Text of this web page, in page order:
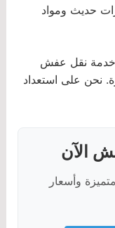
حديث ومواد
خدمة نقل عفش
نحن على استعداد
الآن
وأسعار